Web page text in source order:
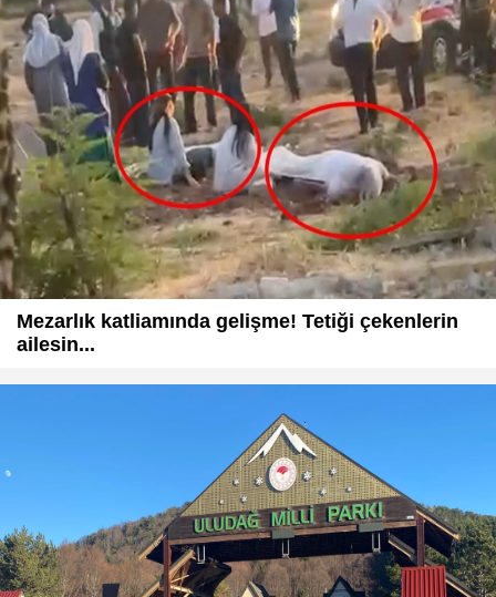
Mezarlık katliamında gelişme! Tetiği çekenlerin
ailesin...